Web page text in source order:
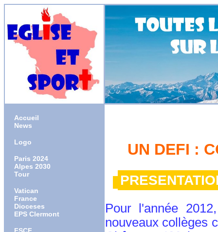
Accueil
News
Logo
Paris 2024
Alpes 2030
Tour
Vatican
France
Dioceses
EPS Clermont
UN DEFI :
Pour l'année
nouveaux collèges